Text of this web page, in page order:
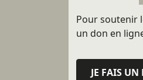
Pour soutenir
un don en
JE FAIS UN